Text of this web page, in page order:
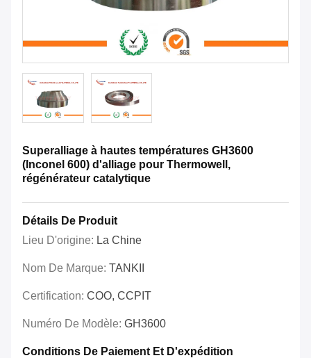
Superalliage à hautes températures GH3600
(Inconel 600) d'alliage pour Thermowell,
régénérateur catalytique
Détails De Produit
Lieu D'origine: La Chine
Nom De Marque: TANKII
Certification: COO, CCPIT
Numéro De Modèle: GH3600
Conditions De Paiement Et D'expédition